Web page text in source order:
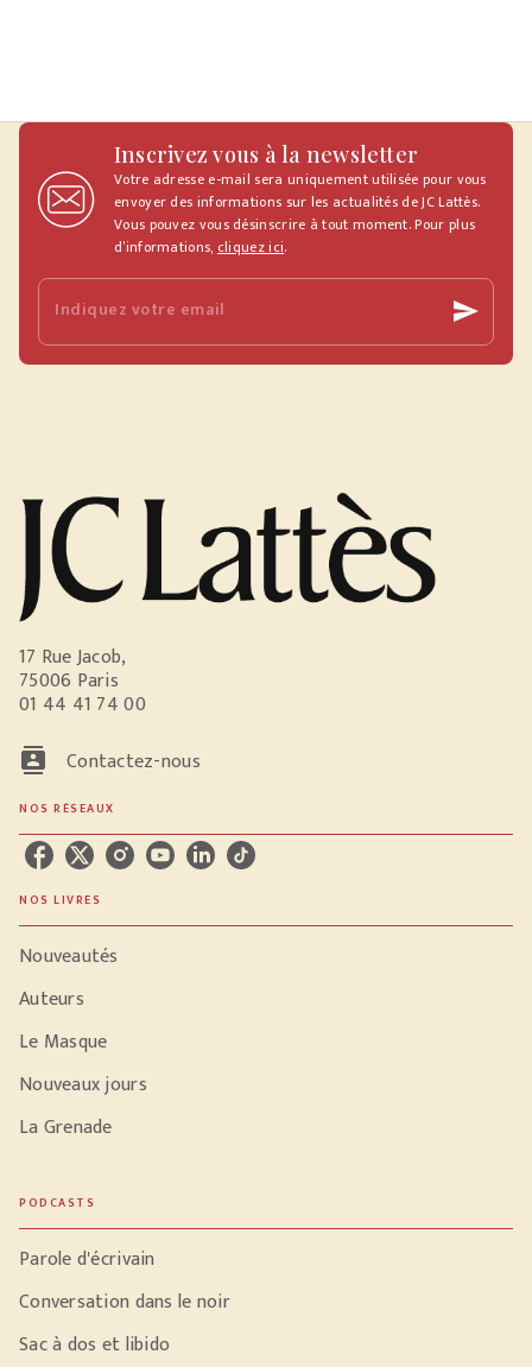
Inscrivez vous à la newsletter
Votre adresse e-mail sera uniquement utilisée pour vous
envoyer des informations sur les actualités de JC Lattès.
Vous pouvez vous désinscrire à tout moment. Pour plus
d’informations, cliquez ici.
Indiquez votre email send
17 Rue Jacob,
75006 Paris
01 44 41 74 00
contacts Contactez-nous
NOS RÉSEAUX
NOS LIVRES
Nouveautés
Auteurs
Le Masque
Nouveaux jours
La Grenade
PODCASTS
Parole d'écrivain
Conversation dans le noir
Sac à dos et libido